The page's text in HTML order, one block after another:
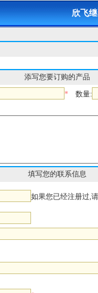
欣飞
添写您要订购的产品
* 数量:
填写您的联系信息
如果您已经注册过,